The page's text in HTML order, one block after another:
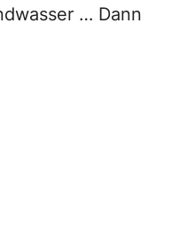
… Dann